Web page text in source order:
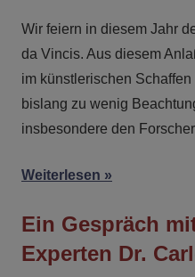
Wir feiern in diesem Jahr
da Vincis. Aus diesem
im künstlerischen
bislang zu wenig
insbesondere den
Weiterlesen
Ein Gespräch
Experten Dr.